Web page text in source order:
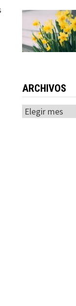
ARCHIVOS
Archivos